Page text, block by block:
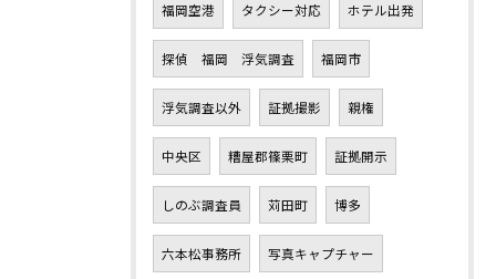
福岡空港 タクシー対応 ホテル出発
探偵 福岡 浮気調査 福岡市
浮気調査以外 証拠撮影 親権
中央区 糟屋郡篠栗町 証拠開示
しのぶ調査員 苅田町 博多
六本松事務所 写真キャプチャー